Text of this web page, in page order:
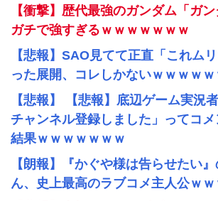
【衝撃】歴代最強のガンダム「ガン
ガチで強すぎるｗｗｗｗｗｗｗ
【悲報】SAO見てて正直「これム
った展開、コレしかないｗｗｗｗｗ
【悲報】 【悲報】底辺ゲーム実況
チャンネル登録しました」ってコ
結果ｗｗｗｗｗｗｗ
【朗報】『かぐや様は告らせたい
ん、史上最高のラブコメ主人公ｗｗ